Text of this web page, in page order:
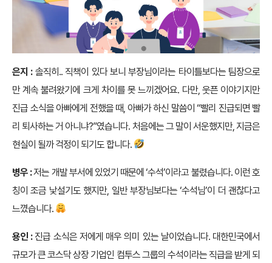
은지 : 솔직히.. 직책이 있다 보니 부장님이라는 타이틀보다는 팀장으로
만 계속 불려왔기에 크게 차이를 못 느끼겠어요. 다만, 웃픈 이야기지만
진급 소식을 아빠에게 전했을 때, 아빠가 하신 말씀이 “빨리 진급되면 빨
리 퇴사하는 거 아니냐?”였습니다. 처음에는 그 말이 서운했지만, 지금은
현실이 될까 걱정이 되기도 합니다.
병우 :저는 개발 부서에 있었기 때문에 ‘수석’이라고 불렸습니다. 이런 호
칭이 조금 낯설기도 했지만, 일반 부장님보다는 ‘수석님’이 더 괜찮다고
느꼈습니다.
용인 : 진급 소식은 저에게 매우 의미 있는 날이었습니다. 대한민국에서
규모가 큰 코스닥 상장 기업인 컴투스 그룹의 수석이라는 직급을 받게 되